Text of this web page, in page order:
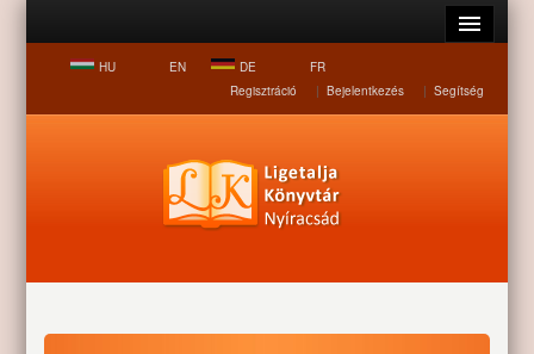
HU EN DE
FR
Regisztráció
| Bejelentkezés | Segítség